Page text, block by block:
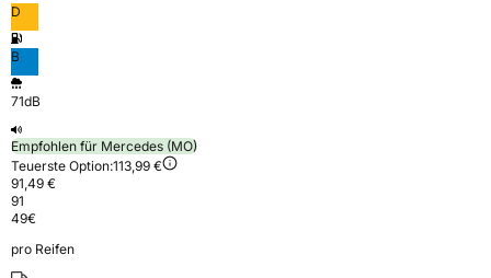
D
B
71dB
Empfohlen für Mercedes (MO)
Teuerste Option:113,99 €
91,49 €
91
49€
pro Reifen